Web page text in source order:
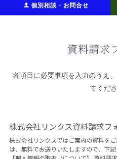
個別相談・お問合せ
資料請求
各項目に必要事項を入力のうえ
てくださ